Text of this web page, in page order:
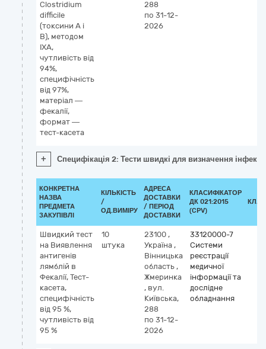
Clostridium
difficile
(токсини A і
B), методом
ІХА,
чутливість від
94%,
специфічність
від 97%,
матеріал —
фекалії,
формат —
тест-касета
288
по 31-12-
2026
+ Специфікація 2: Тести швидкі для визначення
КОНКРЕТНА
НАЗВА
ПРЕДМЕТА
ЗАКУПІВЛІ
КІЛЬКІСТЬ
/
ОД.ВИМІРУ
АДРЕСА
ДОСТАВКИ
/ ПЕРІОД
ДОСТАВКИ
КЛАСИФІКАТОР
ДК 021:2015
(CPV)
Швидкий тест
на Виявлення
антигенів
лямблій в
Фекалії, Тест-
касета,
специфічність
від 95 %,
чутливість від
95 %
10
штука
23100 ,
Україна ,
Вінницька
область ,
Жмеринка
, вул.
Київська,
288
по 31-12-
2026
33120000-7
Системи
реєстрації
медичної
інформації та
дослідне
обладнання